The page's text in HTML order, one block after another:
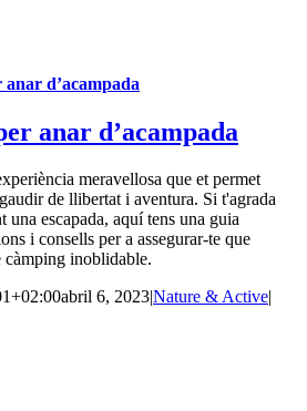
d’acampada
anar d’acampada
meravellosa que et permet
de llibertat i aventura. Si t'agrada
una escapada, aquí tens una guia
i consells per a assegurar-te que
càmping inoblidable.
abril 6, 2023|Nature & Active|